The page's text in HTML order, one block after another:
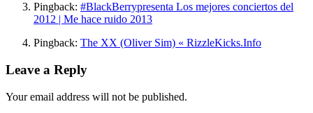
Pingback: #BlackBerrypresenta Los mejores conciertos del
2012 | Me hace ruido 2013
Pingback: The XX (Oliver Sim) « RizzleKicks.Info
Leave a Reply
Your email address will not be published.